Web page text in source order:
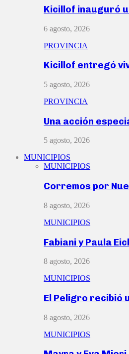
Kicillof inauguró
6 agosto, 2026
PROVINCIA
Kicillof entregó
5 agosto, 2026
PROVINCIA
Una acción
5 agosto, 2026
MUNICIPIOS
MUNICIPIOS
Corremos por
8 agosto, 2026
MUNICIPIOS
Fabiani y Paula
8 agosto, 2026
MUNICIPIOS
El Peligro recibió
8 agosto, 2026
MUNICIPIOS